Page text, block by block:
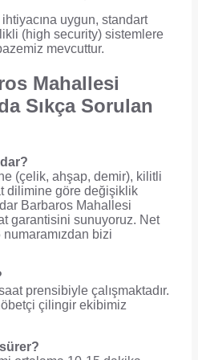
uygun, standart
(high security) sistemlere
mevcuttur.
Mahallesi
Sıkça Sorulan
(çelik, ahşap, demir), kilitli
dilimine göre değişiklik
Barbaros Mahallesi
garantisini sunuyoruz. Net
bizi
prensibiyle çalışmaktadır.
çilingir ekibimiz